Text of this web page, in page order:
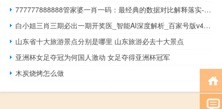
777777888888管家婆一肖一码：最经典的数据对比解释落实-511.WIN.67
白小姐三肖三期必出一期开奖医_智能AI深度解析_百家号版v47.08.166
山东省十大旅游景点分别是哪里 山东旅游必去十大景点
亚洲杯女足夺冠为何国人激动 女足夺得亚洲杯冠军
木炭烧烤怎么做